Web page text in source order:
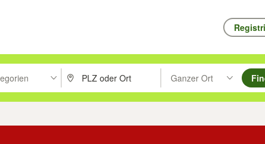
oder Vorschläge mit den Pfeiltasten nach oben/unten
PLZ oder Ort eingeben. Eingabetaste drücken um
Ganzer Ort
Suche im Umkreis des